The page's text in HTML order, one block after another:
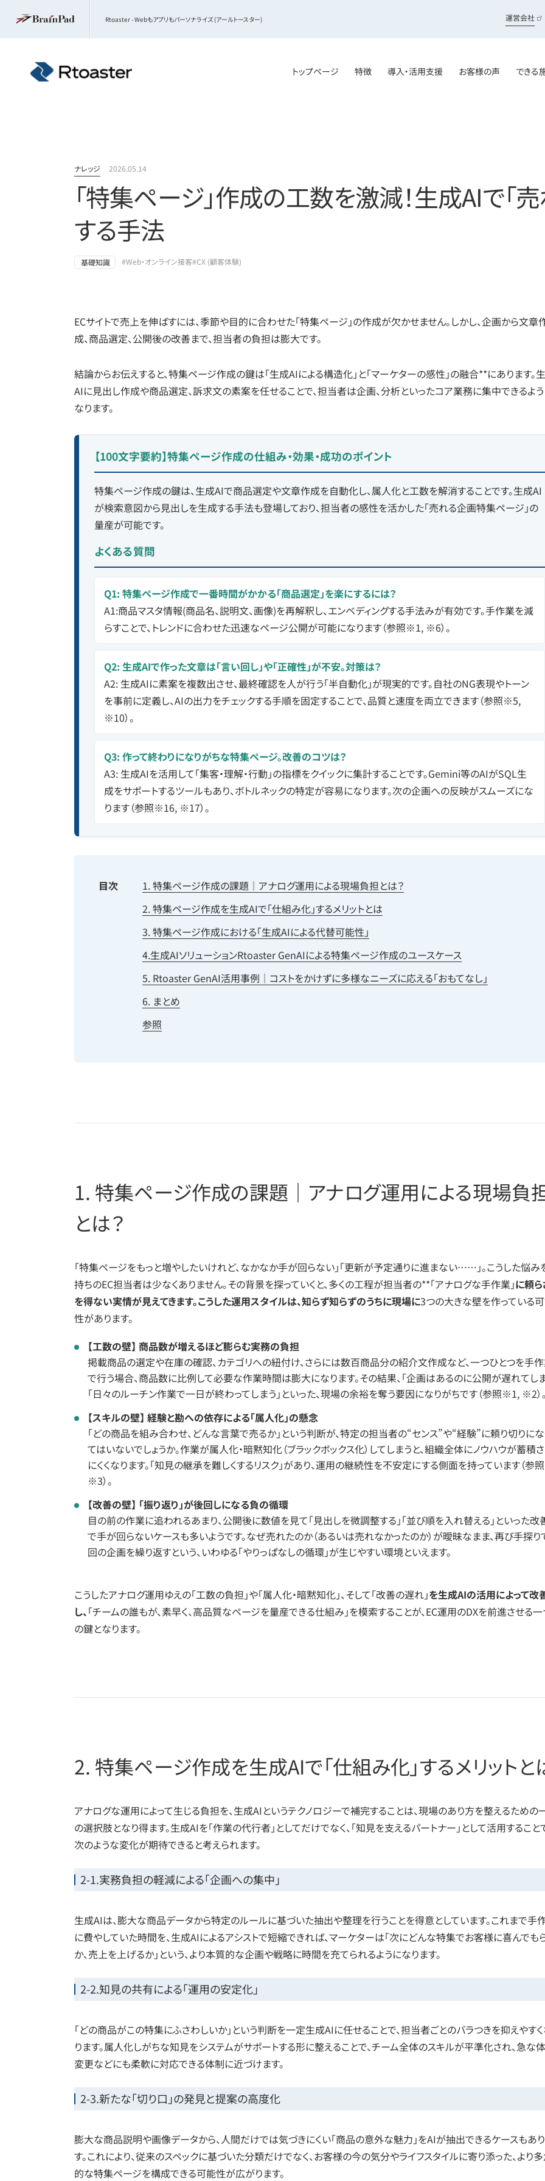
Rtoaster - Webもアプリもパーソナライズ (アールトースター) 運営会社
トップページ 特徴 導入・活用支援 お客様の声 できる
ナレッジ 2026.05.14
「特集ページ」作成の工数を激減！生成AIで「
する手法
基礎知識 #Web・オンライン接客#CX (顧客体験)
ECサイトで売上を伸ばすには、季節や目的に合わせた「特集ページ」の作成が欠かせません。しかし、企画から文章
成、商品選定、公開後の改善まで、担当者の負担は膨大です。
結論からお伝えすると、特集ページ作成の鍵は「生成AIによる構造化」と「マーケターの感性」の融合**にあります。
AIに見出し作成や商品選定、訴求文の素案を任せることで、担当者は企画、分析といったコア業務に集中できるよ
なります。
【100文字要約】特集ページ作成の仕組み・効果・成功のポイント
特集ページ作成の鍵は、生成AIで商品選定や文章作成を自動化し、属人化と工数を解消することです。生成AI
が検索意図から見出しを生成する手法も登場しており、担当者の感性を活かした「売れる企画特集ページ」の
量産が可能です。
よくある質問
Q1: 特集ページ作成で一番時間がかかる「商品選定」を楽にするには？
A1:商品マスタ情報(商品名、説明文、画像)を再解釈し、エンベディングする手法みが有効です。手作業を減
らすことで、トレンドに合わせた迅速なページ公開が可能になります（参照※1, ※6）。
Q2: 生成AIで作った文章は「言い回し」や「正確性」が不安。対策は？
A2: 生成AIに素案を複数出させ、最終確認を人が行う「半自動化」が現実的です。自社のNG表現やトーン
を事前に定義し、AIの出力をチェックする手順を固定することで、品質と速度を両立できます（参照※5,
※10）。
Q3: 作って終わりになりがちな特集ページ。改善のコツは？
A3: 生成AIを活用して「集客・理解・行動」の指標をクイックに集計することです。Gemini等のAIがSQL生
成をサポートするツールもあり、ボトルネックの特定が容易になります。次の企画への反映がスムーズにな
ります（参照※16, ※17）。
目次
1. 特集ページ作成の課題｜アナログ運用による現場負担とは？
2. 特集ページ作成を生成AIで「仕組み化」するメリットとは
3. 特集ページ作成における「生成AIによる代替可能性」
4.生成AIソリューションRtoaster GenAIによる特集ページ作成のユースケース
5. Rtoaster GenAI活用事例｜コストをかけずに多様なニーズに応える「おもてなし」
6. まとめ
参照
1. 特集ページ作成の課題｜アナログ運用による現場負
とは？
「特集ページをもっと増やしたいけれど、なかなか手が回らない」「更新が予定通りに進まない……」。こうした悩み
持ちのEC担当者は少なくありません。その背景を探っていくと、多くの工程が担当者の**「アナログな手作業」に頼ら
を得ない実情が見えてきます。こうした運用スタイルは、知らず知らずのうちに現場に3つの大きな壁を作っている
性があります。
【工数の壁】 商品数が増えるほど膨らむ実務の負担
掲載商品の選定や在庫の確認、カテゴリへの紐付け、さらには数百商品分の紹介文作成など、一つひとつを手
で行う場合、商品数に比例して必要な作業時間は膨大になります。その結果、「企画はあるのに公開が遅れてしま
「日々のルーチン作業で一日が終わってしまう」といった、現場の余裕を奪う要因になりがちです（参照※1, ※2）。
【スキルの壁】 経験と勘への依存による「属人化」の懸念
「どの商品を組み合わせ、どんな言葉で売るか」という判断が、特定の担当者の“センス”や“経験”に頼り切りに
てはいないでしょうか。作業が属人化・暗黙知化（ブラックボックス化）してしまうと、組織全体にノウハウが蓄積
にくくなります。「知見の継承を難しくするリスク」があり、運用の継続性を不安定にする側面を持っています（参照
※3）。
【改善の壁】 「振り返り」が後回しになる負の循環
目の前の作業に追われるあまり、公開後に数値を見て「見出しを微調整する」「並び順を入れ替える」といった改
で手が回らないケースも多いようです。なぜ売れたのか（あるいは売れなかったのか）が曖昧なまま、再び手探り
回の企画を繰り返すという、いわゆる「やりっぱなしの循環」が生じやすい環境といえます。
こうしたアナログ運用ゆえの「工数の負担」や「属人化・暗黙知化」、そして「改善の遅れ」を生成AIの活用によって改
し、「チームの誰もが、素早く、高品質なページを量産できる仕組み」を模索することが、EC運用のDXを前進させる
の鍵となります。
2. 特集ページ作成を生成AIで「仕組み化」するメリットと
アナログな運用によって生じる負担を、生成AIというテクノロジーで補完することは、現場のあり方を整えるための
の選択肢となり得ます。生成AIを「作業の代行者」としてだけでなく、「知見を支えるパートナー」として活用すること
次のような変化が期待できると考えられます。
2-1.実務負担の軽減による「企画への集中」
生成AIは、膨大な商品データから特定のルールに基づいた抽出や整理を行うことを得意としています。これまで手
に費やしていた時間を、生成AIによるアシストで短縮できれば、マーケターは「次にどんな特集でお客様に喜んでも
か、売上を上げるか」という、より本質的な企画や戦略に時間を充てられるようになります。
2-2.知見の共有による「運用の安定化」
「どの商品がこの特集にふさわしいか」という判断を一定生成AIに任せることで、担当者ごとのバラつきを抑えやす
ります。属人化しがちな知見をシステムがサポートする形に整えることで、チーム全体のスキルが平準化され、急な
変更などにも柔軟に対応できる体制に近づけます。
2-3.新たな「切り口」の発見と提案の高度化
膨大な商品説明や画像データから、人間だけでは気づきにくい「商品の意外な魅力」をAIが抽出できるケースもあ
す。これにより、従来のスペックに基づいた分類だけでなく、お客様の今の気分やライフスタイルに寄り添った、より
的な特集ページを構成できる可能性が広がります。